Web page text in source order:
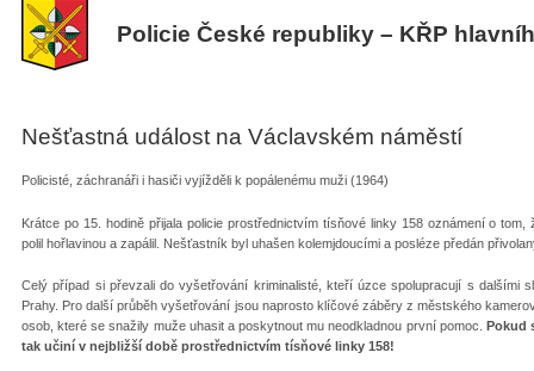
Policie České republiky – KŘP
Nešťastná událost na Václavském náměstí
Policisté, záchranáři i hasiči vyjížděli k popálenému muži (1964)
Krátce po 15. hodině přijala policie prostřednictvím tísňové linky 158 oznámení o
polil hořlavinou a zapálil. Nešťastník byl uhašen kolemjdoucími a posléze předán
Celý případ si převzali do vyšetřování kriminalisté, kteří úzce spolupracují s dalšími
Prahy. Pro další průběh vyšetřování jsou naprosto klíčové záběry z městského
osob, které se snažily muže uhasit a poskytnout mu neodkladnou první pomoc.
Pokud
tak učiní v nejbližší době prostřednictvím tísňové linky 158!